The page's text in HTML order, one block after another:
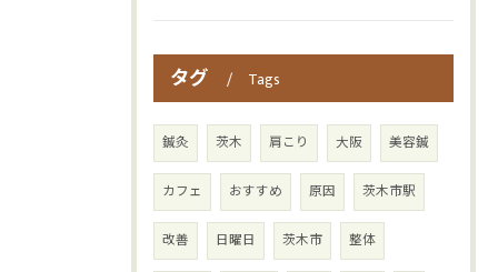
タグ Tags
鍼灸 茨木 肩こり 大阪 美容鍼
カフェ おすすめ 原因 茨木市駅
改善 日曜日 茨木市 整体